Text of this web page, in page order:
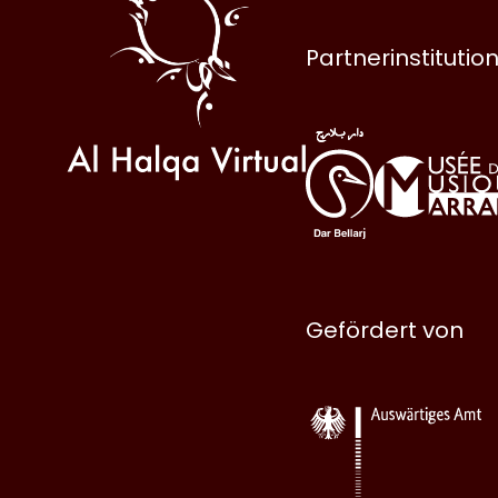
Gefördert von